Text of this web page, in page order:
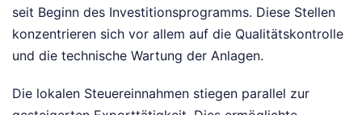
seit Beginn des Investitionsprogramms. Diese Stellen
konzentrieren sich vor allem auf die Qualitätskontrolle
und die technische Wartung der Anlagen.
Die lokalen Steuereinnahmen stiegen parallel zur